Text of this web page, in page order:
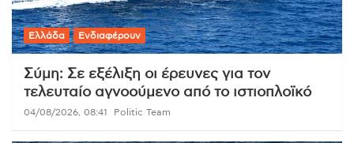
Ελλάδα Ενδιαφέρουν
Σύμη: Σε εξέλιξη οι έρευνες για τον
τελευταίο αγνοούμενο από το ιστιοπλοϊκό
04/08/2026, 08:41 Politic Team